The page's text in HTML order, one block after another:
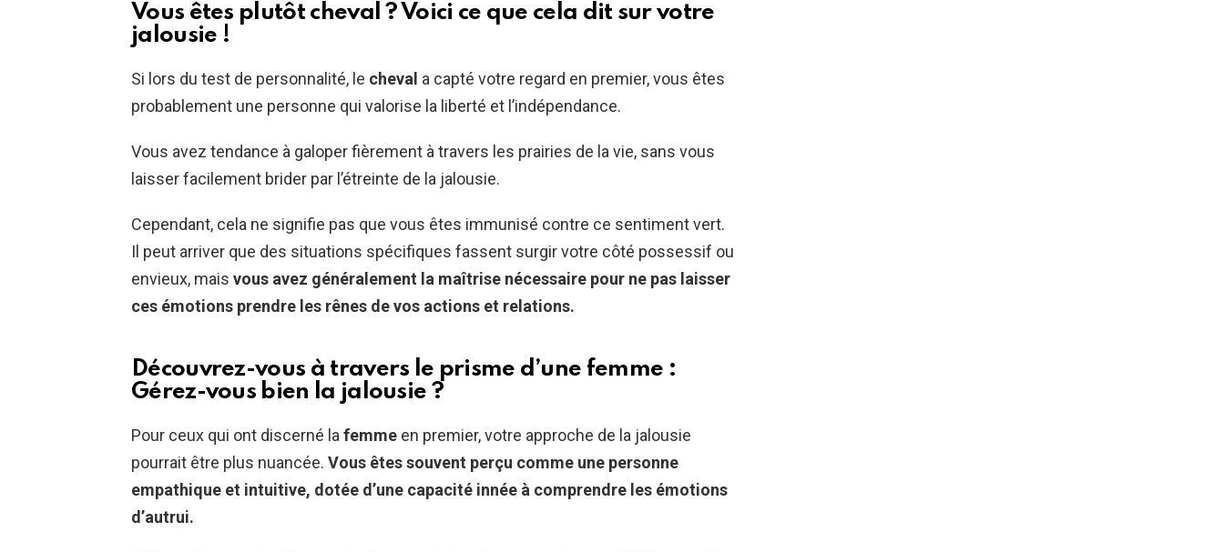
Vous êtes plutôt cheval ? Voici ce que cela dit sur votre
jalousie !
Si lors du test de personnalité, le cheval a capté votre regard en premier, vous êtes
probablement une personne qui valorise la liberté et l’indépendance.
Vous avez tendance à galoper fièrement à travers les prairies de la vie, sans vous
laisser facilement brider par l’étreinte de la jalousie.
Cependant, cela ne signifie pas que vous êtes immunisé contre ce sentiment vert.
Il peut arriver que des situations spécifiques fassent surgir votre côté possessif ou
envieux, mais vous avez généralement la maîtrise nécessaire pour ne pas laisser
ces émotions prendre les rênes de vos actions et relations.
Découvrez-vous à travers le prisme d’une femme :
Gérez-vous bien la jalousie ?
Pour ceux qui ont discerné la femme en premier, votre approche de la jalousie
pourrait être plus nuancée. Vous êtes souvent perçu comme une personne
empathique et intuitive, dotée d’une capacité innée à comprendre les émotions
d’autrui.